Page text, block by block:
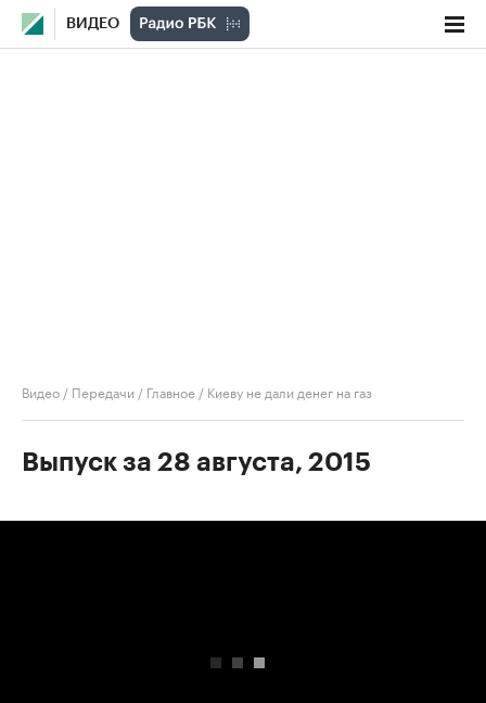
ВИДЕО
Видео / Передачи / Главное / Киеву не дали денег на газ
Выпуск за 28 августа, 2015